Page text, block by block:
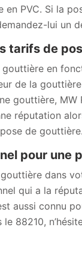
en PVC. Si la
lui
tarifs de
en
de la
gouttière,
réputation
de gouttière.
pour une
dans
qui a la
aussi connu
le 88210,